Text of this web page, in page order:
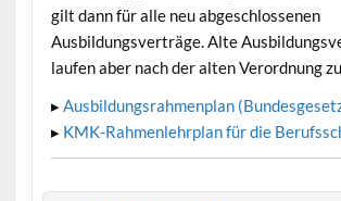
gilt dann für alle neu abgeschlossenen
Ausbildungsverträge. Alte
laufen aber nach der alten Verordnung
▸Ausbildungsrahmenplan
▸ KMK-Rahmenlehrplan für die